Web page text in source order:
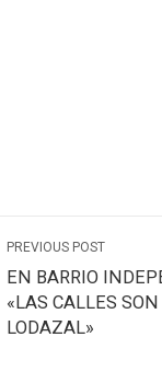
PREVIOUS POST
EN BARRIO
«LAS CALLES
LODAZAL»